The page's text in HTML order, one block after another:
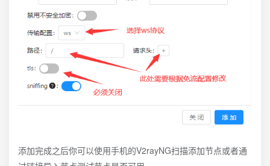
添加完成之后你可以使用手机的V2rayNG扫描添加节点或者通